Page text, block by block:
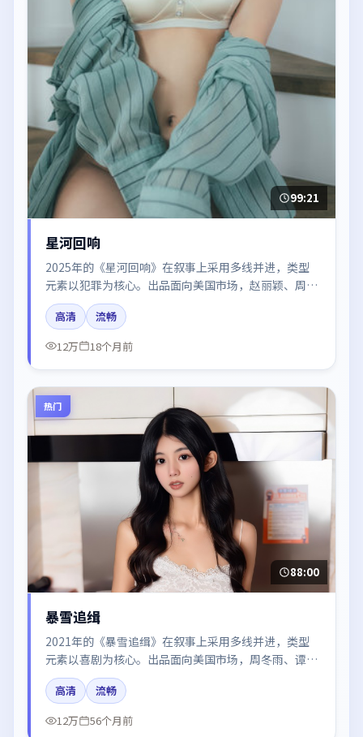
99:21
星河回响
2025年的《星河回响》在叙事上采用多线并进，类型
元素以犯罪为核心。出品面向美国市场，赵丽颖、周
迅、张译所饰角色推动关键反转，结尾留白引发讨论。
高清
流畅
12万
18个月前
热门
88:00
暴雪追缉
2021年的《暴雪追缉》在叙事上采用多线并进，类型
元素以喜剧为核心。出品面向美国市场，周冬雨、谭
卓、刘亦菲、廖凡所饰角色推动关键反转，结尾留白引
发讨论。
高清
流畅
12万
56个月前